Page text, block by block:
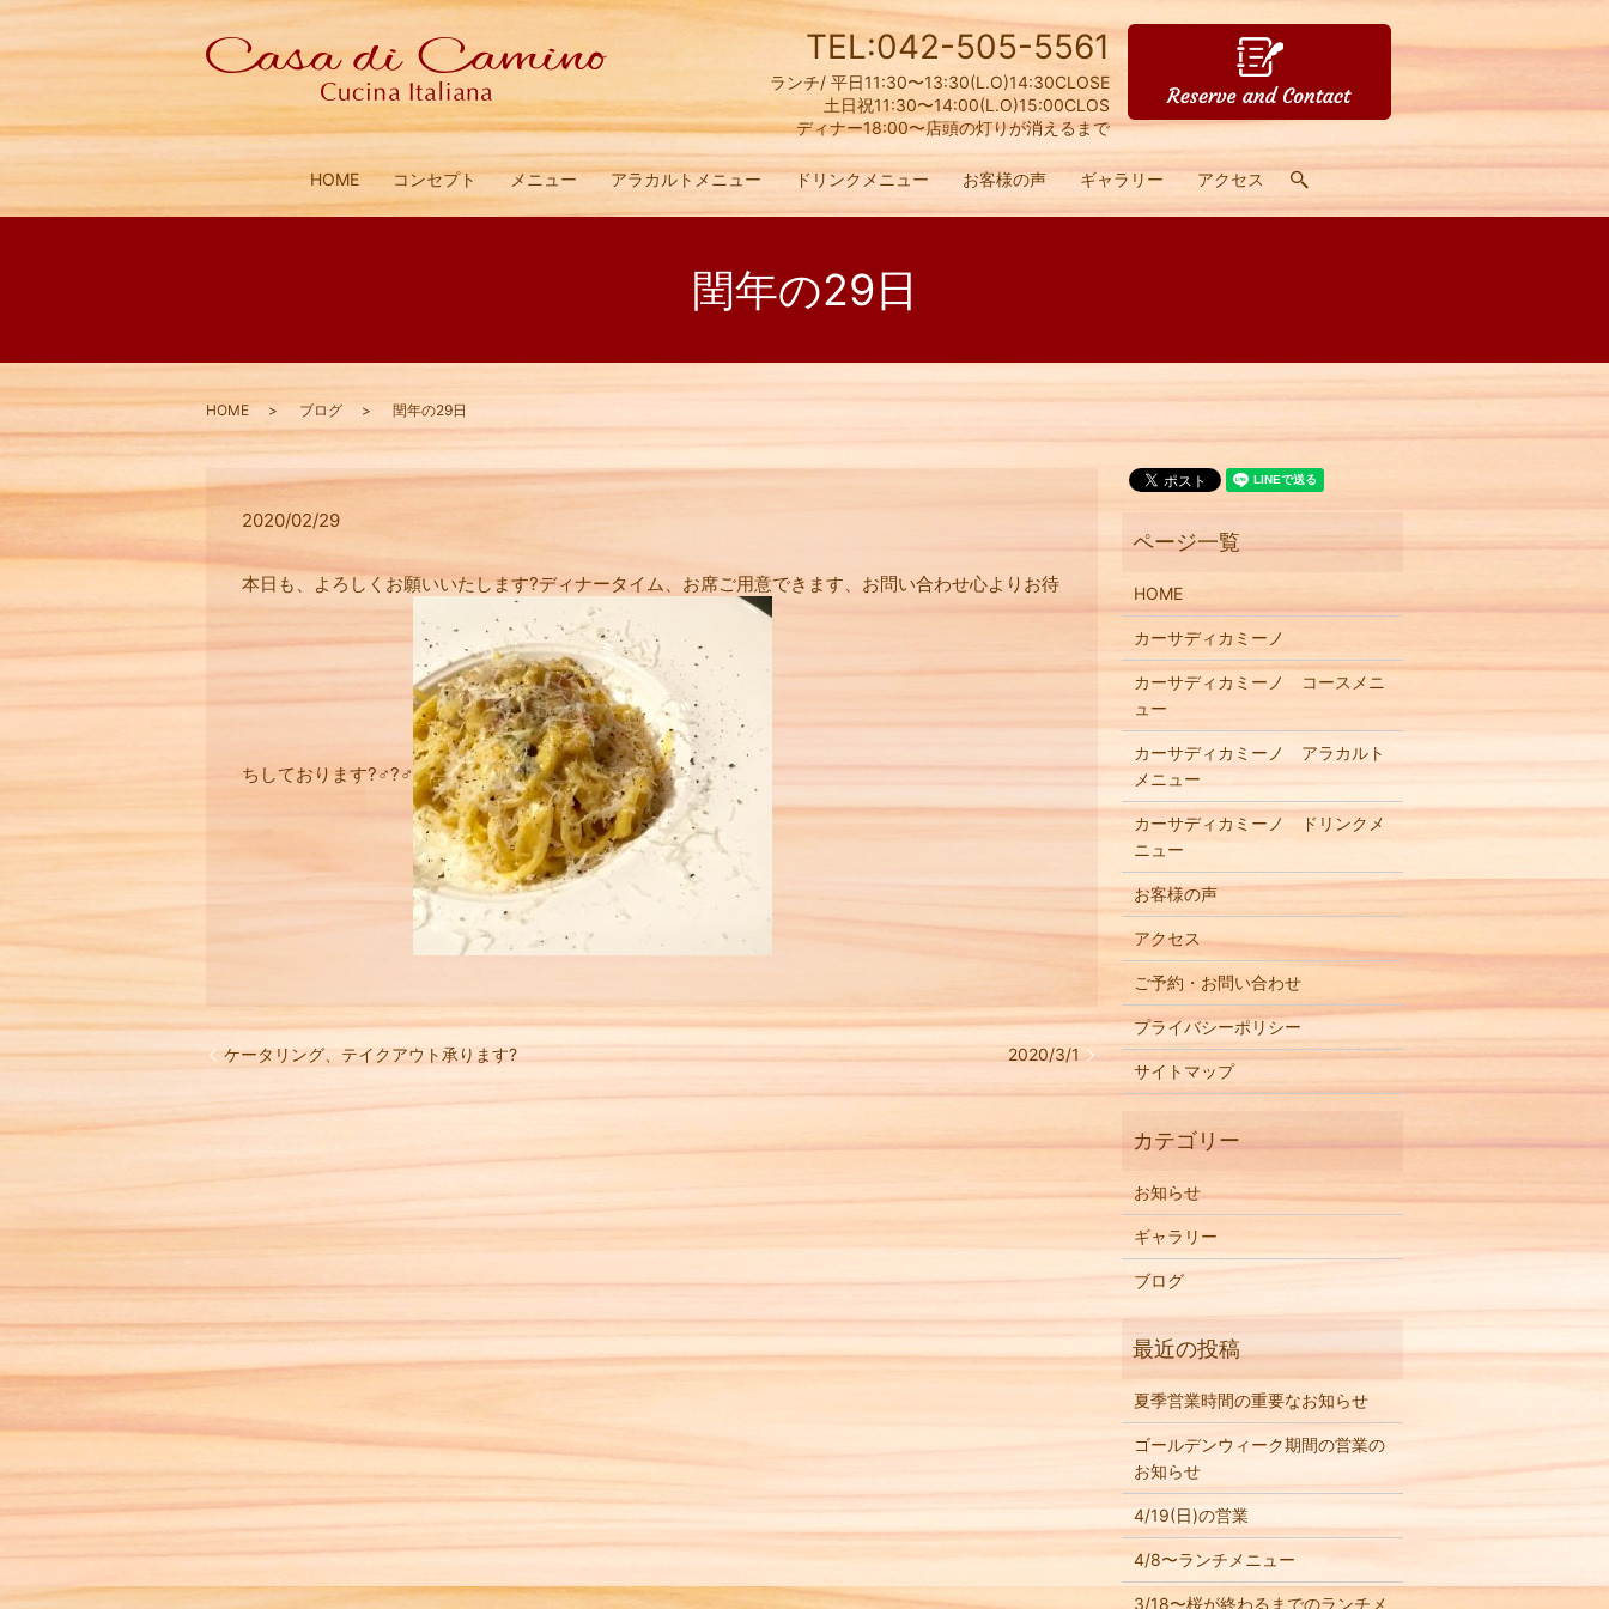
TEL:042-505-5561
ランチ/ 平日11:30〜13:30(L.O)14:30CLOSE
土日祝11:30〜14:00(L.O)15:00CLOS
ディナー18:00〜店頭の灯りが消えるまで
HOME コンセプト メニュー アラカルトメニュー ドリンクメニュー お客様の声 ギャラリー アクセス search
閏年の29日
HOME ブログ 閏年の29日
2020/02/29
本日も、よろしくお願いいたします?ディナータイム、お席ご用意できます、お問い合わせ心よりお待
ちしております?‍♂️?‍♂️
ケータリング、テイクアウト承ります? 2020/3/1
HOME
カーサディカミーノ
カーサディカミーノ コースメニ
ュー
カーサディカミーノ アラカルト
メニュー
カーサディカミーノ ドリンクメ
ニュー
お客様の声
アクセス
ご予約・お問い合わせ
プライバシーポリシー
サイトマップ
お知らせ
ギャラリー
ブログ
夏季営業時間の重要なお知らせ
ゴールデンウィーク期間の営業の
お知らせ
4/19(日)の営業
4/8〜ランチメニュー
3/18〜桜が終わるまでのランチメ